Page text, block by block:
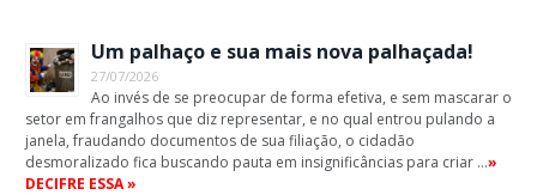
Um palhaço e sua mais nova palhaçada!
27/07/2026
Ao invés de se preocupar de forma efetiva, e sem mascarar o
setor em frangalhos que diz representar, e no qual entrou pulando a
janela, fraudando documentos de sua filiação, o cidadão
desmoralizado fica buscando pauta em insignificâncias para criar …»
DECIFRE ESSA »